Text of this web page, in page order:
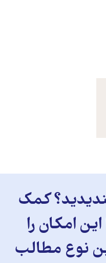
کمک
امکان را
نوع مطالب